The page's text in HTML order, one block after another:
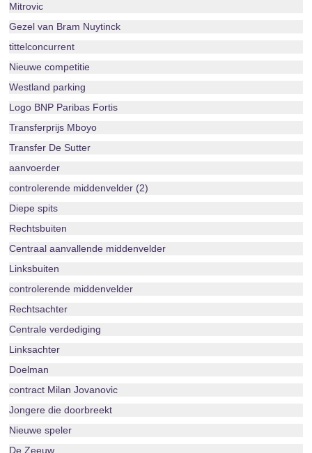
Mitrovic
Gezel van Bram Nuytinck
tittelconcurrent
Nieuwe competitie
Westland parking
Logo BNP Paribas Fortis
Transferprijs Mboyo
Transfer De Sutter
aanvoerder
controlerende middenvelder (2)
Diepe spits
Rechtsbuiten
Centraal aanvallende middenvelder
Linksbuiten
controlerende middenvelder
Rechtsachter
Centrale verdediging
Linksachter
Doelman
contract Milan Jovanovic
Jongere die doorbreekt
Nieuwe speler
De Zeeuw